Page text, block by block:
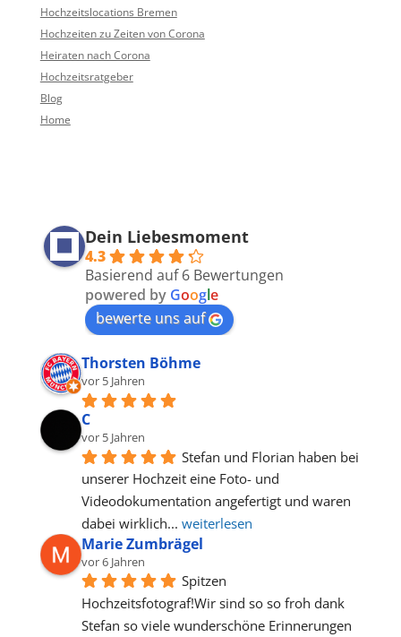
Hochzeitslocations Bremen
Hochzeiten zu Zeiten von Corona
Heiraten nach Corona
Hochzeitsratgeber
Blog
Home
Dein Liebesmoment
4.3
Basierend auf 6 Bewertungen
powered by Google
bewerte uns auf
Thorsten Böhme
vor 5 Jahren
C
vor 5 Jahren
Stefan und Florian haben bei
unserer Hochzeit eine Foto- und
Videodokumentation angefertigt und waren
dabei wirklich... weiterlesen
Marie Zumbrägel
vor 6 Jahren
Spitzen
Hochzeitsfotograf!Wir sind so so froh dank
Stefan so viele wunderschöne Erinnerungen